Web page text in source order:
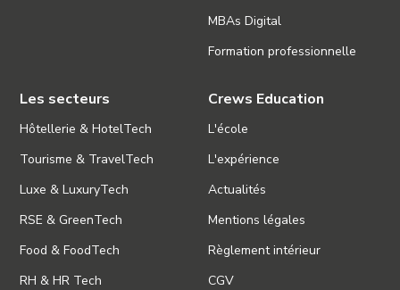
MBAs Digital
Formation professionnelle
Les secteurs
Hôtellerie & HotelTech
Tourisme & TravelTech
Luxe & LuxuryTech
RSE & GreenTech
Food & FoodTech
RH & HR Tech
Crews Education
L'école
L'expérience
Actualités
Mentions légales
Règlement intérieur
CGV